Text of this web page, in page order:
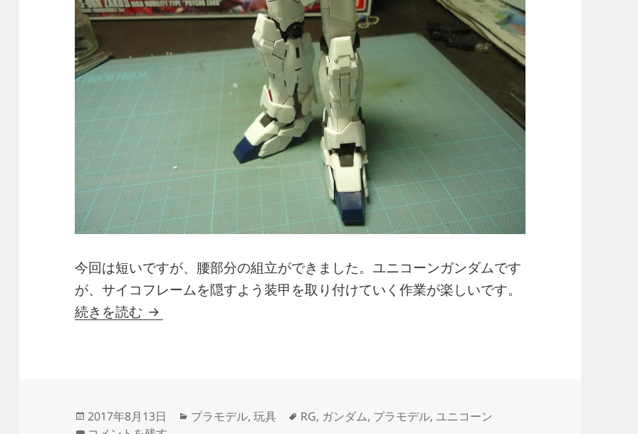
今回は短いですが、腰部分の組立ができました。ユニコーンガンダムです
が、サイコフレームを隠すよう装甲を取り付けていく作業が楽しいです。
続きを読む 1/144 RG UNICORN GUNDAM (3)
投
2017年8月13日
カ
プラモデル,玩具
タ
RG, ガンダム, プラモデル,ユニコーン